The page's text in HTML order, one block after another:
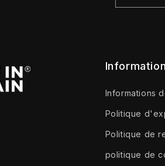
Information
Informations
Politique
Politique de
politique de